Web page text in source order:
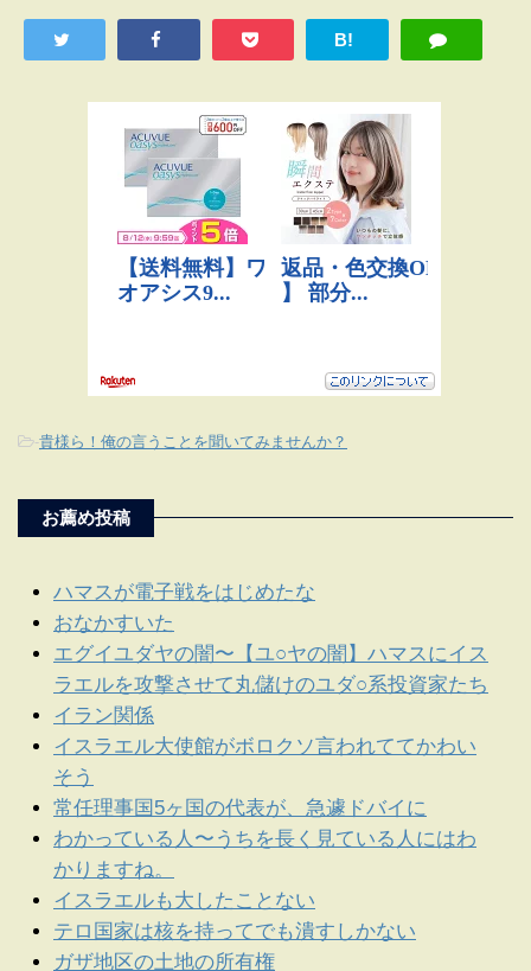
B!
-貴様ら！俺の言うことを聞いてみませんか？
お薦め投稿
ハマスが電子戦をはじめたな
おなかすいた
エグイユダヤの闇〜【ユ○ヤの闇】ハマスにイス
ラエルを攻撃させて丸儲けのユダ○系投資家たち
イラン関係
イスラエル大使館がボロクソ言われててかわい
そう
常任理事国5ヶ国の代表が、急遽ドバイに
わかっている人〜うちを長く見ている人にはわ
かりますね。
イスラエルも大したことない
テロ国家は核を持ってでも潰すしかない
ガザ地区の土地の所有権